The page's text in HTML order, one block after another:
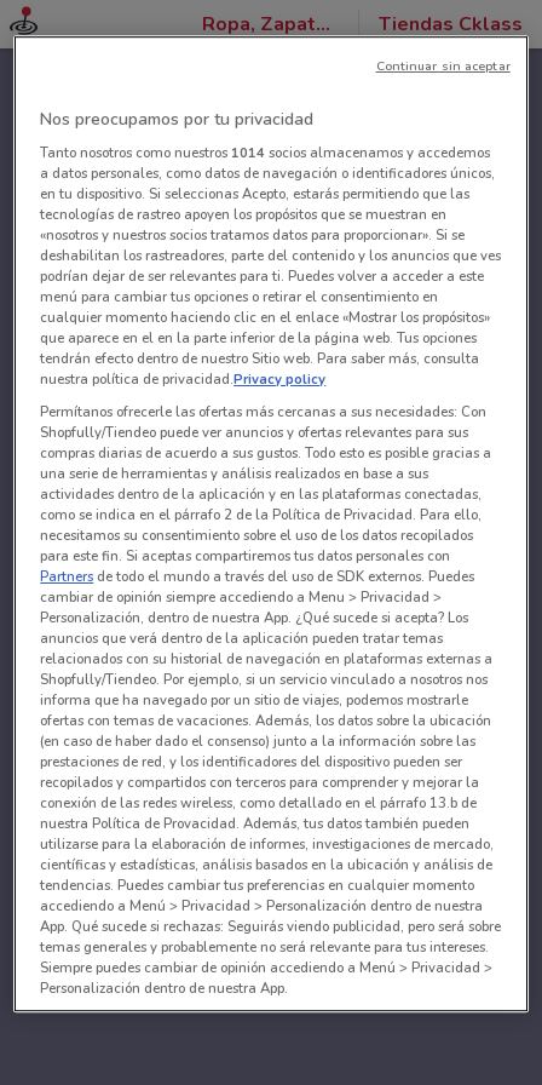
Ropa, Zapatos y Accesorios Tiendas Cklass
Nos preocupamos por tu privacidad
Tanto nosotros como nuestros 1014socios almacenamos y accedemos
a datos personales, como datos de navegación o identificadores únicos,
en tu dispositivo. Si seleccionas Acepto, estarás permitiendo que las
tecnologías de rastreo apoyen los propósitos que se muestran en
«nosotros y nuestros socios tratamos datos para proporcionar». Si se
deshabilitan los rastreadores, parte del contenido y los anuncios que ves
podrían dejar de ser relevantes para ti. Puedes volver a acceder a este
menú para cambiar tus opciones o retirar el consentimiento en
cualquier momento haciendo clic en el enlace «Mostrar los propósitos»
que aparece en el en la parte inferior de la página web. Tus opciones
tendrán efecto dentro de nuestro Sitio web. Para saber más, consulta
nuestra política de privacidad.Privacy policy
Permítanos ofrecerle las ofertas más cercanas a sus necesidades: Con
Shopfully/Tiendeo puede ver anuncios y ofertas relevantes para sus
compras diarias de acuerdo a sus gustos. Todo esto es posible gracias a
una serie de herramientas y análisis realizados en base a sus
actividades dentro de la aplicación y en las plataformas conectadas,
como se indica en el párrafo 2 de la Política de Privacidad. Para ello,
necesitamos su consentimiento sobre el uso de los datos recopilados
para este fin. Si aceptas compartiremos tus datos personales con
Partners de todo el mundo a través del uso de SDK externos. Puedes
cambiar de opinión siempre accediendo a Menu > Privacidad >
Personalización, dentro de nuestra App. ¿Qué sucede si acepta? Los
anuncios que verá dentro de la aplicación pueden tratar temas
relacionados con su historial de navegación en plataformas externas a
Shopfully/Tiendeo. Por ejemplo, si un servicio vinculado a nosotros nos
informa que ha navegado por un sitio de viajes, podemos mostrarle
ofertas con temas de vacaciones. Además, los datos sobre la ubicación
(en caso de haber dado el consenso) junto a la información sobre las
prestaciones de red, y los identificadores del dispositivo pueden ser
recopilados y compartidos con terceros para comprender y mejorar la
conexión de las redes wireless, como detallado en el párrafo 13.b de
nuestra Política de Provacidad. Además, tus datos también pueden
utilizarse para la elaboración de informes, investigaciones de mercado,
científicas y estadísticas, análisis basados en la ubicación y análisis de
tendencias. Puedes cambiar tus preferencias en cualquier momento
accediendo a Menú > Privacidad > Personalización dentro de nuestra
App. Qué sucede si rechazas: Seguirás viendo publicidad, pero será sobre
temas generales y probablemente no será relevante para tus intereses.
Siempre puedes cambiar de opinión accediendo a Menú > Privacidad >
Personalización dentro de nuestra App.
Continuar sin aceptar